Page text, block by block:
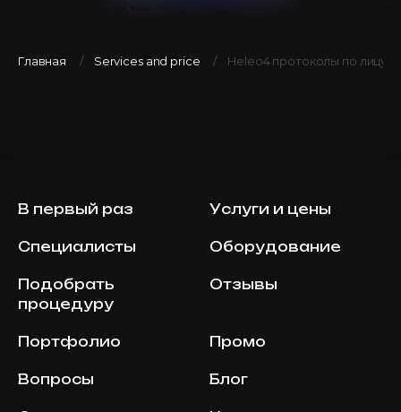
Главная Services and price Heleo4 протоколы по лицу
В первый раз Услуги и цены
Специалисты Оборудование
Подобрать
процедуру
Отзывы
Портфолио Промо
Вопросы Блог